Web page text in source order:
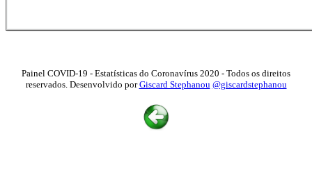
Painel COVID-19 - Estatísticas do Coronavírus 2020 - Todos os direitos
reservados. Desenvolvido porGiscard Stephanou @giscardstephanou